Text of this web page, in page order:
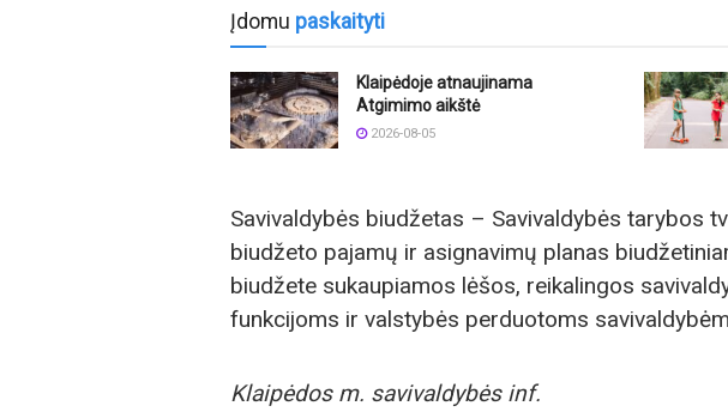
Įdomu paskaityti
Klaipėdoje atnaujinama
Atgimimo aikštė
2026-08-05
Savivaldybės biudžetas – Savivaldybės tarybos
biudžeto pajamų ir asignavimų planas
biudžete sukaupiamos lėšos, reikalingos
funkcijoms ir valstybės perduotoms
Klaipėdos m. savivaldybės inf.